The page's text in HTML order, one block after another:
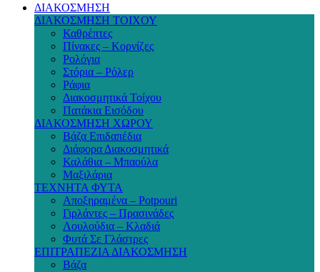
ΔΙΑΚΟΣΜΗΣΗ
ΔΙΑΚΟΣΜΗΣΗ ΤΟΙΧΟΥ
Καθρέπτες
Πίνακες – Κορνίζες
Ρολόγια
Στόρια – Ρόλερ
Ράφια
Διακοσμητικά Τοίχου
Πατάκια Εισόδου
ΔΙΑΚΟΣΜΗΣΗ ΧΩΡΟΥ
Βάζα Επιδαπέδια
Διάφορα Διακοσμητικά
Καλάθια – Μπαούλα
Μαξιλάρια
ΤΕΧΝΗΤΑ ΦΥΤΑ
Αποξηραμένα – Potpouri
Γιρλάντες – Πρασινάδες
Λουλούδια – Κλαδιά
Φυτά Σε Γλάστρες
ΕΠΙΤΡΑΠΕΖΙΑ ΔΙΑΚΟΣΜΗΣΗ
Βάζα